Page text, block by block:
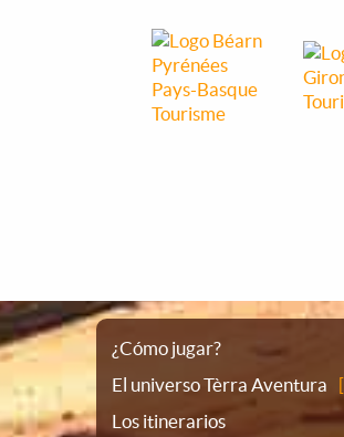
Plano
del
¿Cómo jugar?
El universo Tèrra Aventura
Los itinerarios